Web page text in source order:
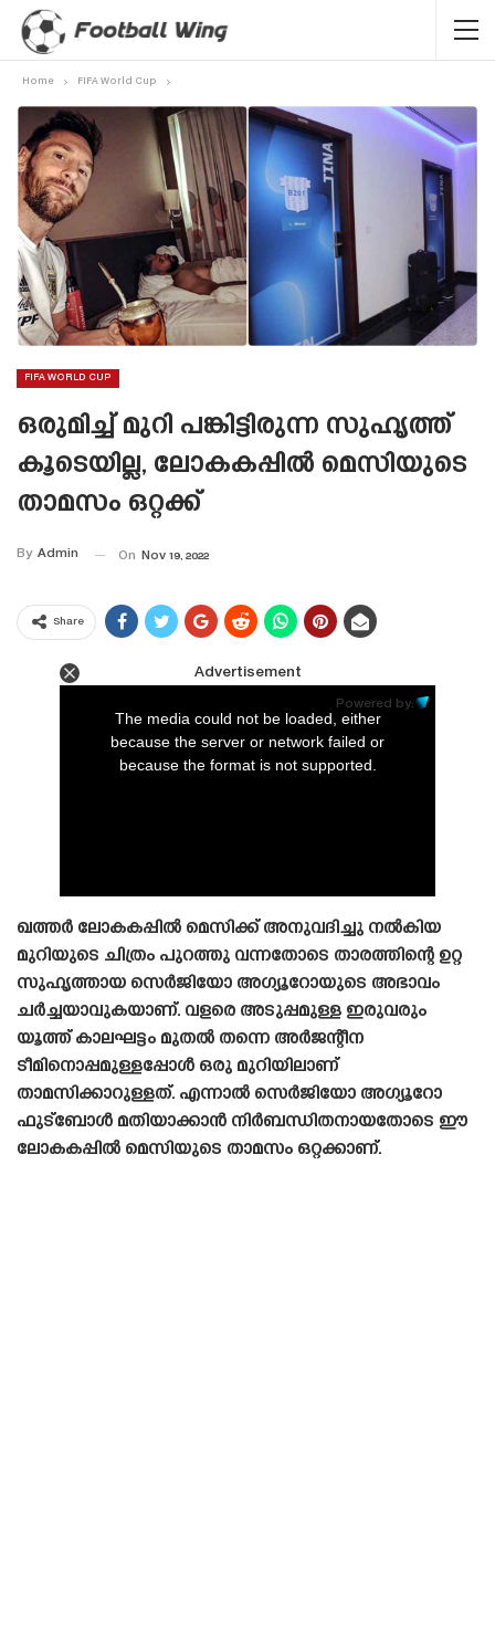
Home FIFA World Cup
FIFA WORLD CUP
ഒരുമിച്ച് മുറി പങ്കിട്ടിരുന്ന സുഹൃത്ത്
കൂടെയില്ല, ലോകകപ്പിൽ മെസിയുടെ
താമസം ഒറ്റക്ക്
By Admin On Nov 19, 2022
Share
Advertisement
Powered by:
The media could not be loaded, either
because the server or network failed or
because the format is not supported.
ഖത്തർ ലോകകപ്പിൽ മെസിക്ക് അനുവദിച്ചു നൽകിയ
മുറിയുടെ ചിത്രം പുറത്തു വന്നതോടെ താരത്തിന്റെ ഉറ്റ
സുഹൃത്തായ സെർജിയോ അഗ്യൂറോയുടെ അഭാവം
ചർച്ചയാവുകയാണ്. വളരെ അടുപ്പമുള്ള ഇരുവരും
യൂത്ത് കാലഘട്ടം മുതൽ തന്നെ അർജന്റീന
ടീമിനൊപ്പമുള്ളപ്പോൾ ഒരു മുറിയിലാണ്
താമസിക്കാറുള്ളത്. എന്നാൽ സെർജിയോ അഗ്യൂറോ
ഫുട്ബോൾ മതിയാക്കാൻ നിർബന്ധിതനായതോടെ ഈ
ലോകകപ്പിൽ മെസിയുടെ താമസം ഒറ്റക്കാണ്.